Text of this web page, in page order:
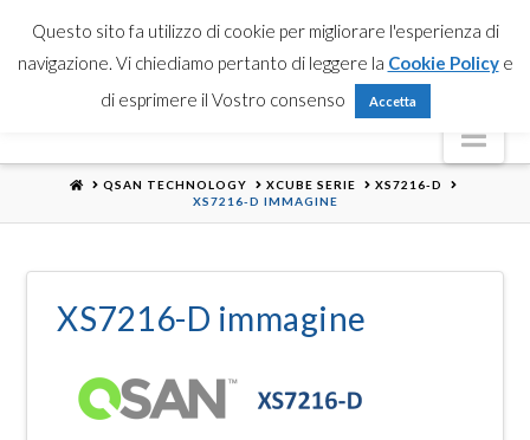
HOMEQSAN TECHNOLOGY XCUBE SERIE
XS7216-D
XS7216-D IMMAGINE
XS7216-D immagine
Questo sito fa utilizzo di cookie per migliorare l'esperienza di
navigazione. Vi chiediamo pertanto di leggere la Cookie Policye
di esprimere il Vostro consenso
Accetta